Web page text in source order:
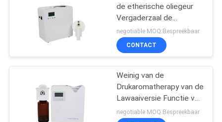
NIEUWS
VERZOEK
OM EEN
SITEMAP
Automatische
geurverspreider
75
de etherische oliegeur
Vergaderzaal de
Certificatie van
AromatherapyFor
negotiable MOQ:Bespreekbaar
CONTACT
Weinig van de
Drukaromatherapy van de
Lawaaiversie Functie van
de Verspreiderwifi APP
negotiable MOQ:Bespreekbaar